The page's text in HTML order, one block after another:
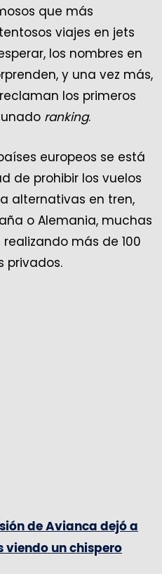
que más
viajes en jets
los nombres en
y una vez más,
los primeros
ranking.
europeos se está
de prohibir los vuelos
alternativas en tren,
o Alemania, muchas
más de 100
privados.
de Avianca dejó a
viendo un chispero